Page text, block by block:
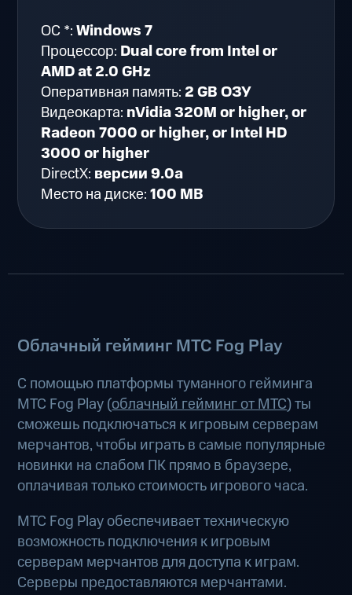
ОС *:Windows 7
Процессор: Dual core from Intel or
AMD at 2.0 GHz
Оперативная память: 2 GB ОЗУ
Видеокарта: nVidia 320M or higher, or
Radeon 7000 or higher, or Intel HD
3000 or higher
DirectX: версии 9.0a
Место на диске:100 MB
Облачный гейминг МТС Fog Play
С помощью платформы туманного гейминга
МТС Fog Play (облачный гейминг от МТС) ты
сможешь подключаться к игровым серверам
мерчантов, чтобы играть в самые популярные
новинки на слабом ПК прямо в браузере,
оплачивая только стоимость игрового часа.
МТС Fog Play обеспечивает техническую
возможность подключения к игровым
серверам мерчантов для доступа к играм.
Серверы предоставляются мерчантами.